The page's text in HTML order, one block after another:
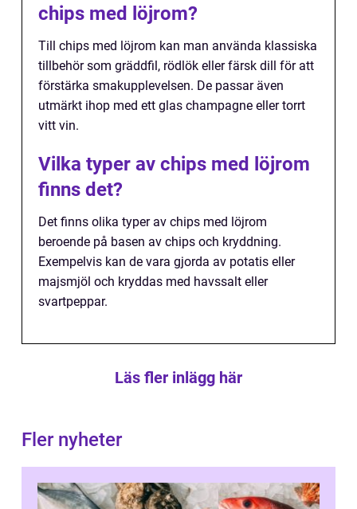
chips med löjrom?
Till chips med löjrom kan man använda klassiska
tillbehör som gräddfil, rödlök eller färsk dill för att
förstärka smakupplevelsen. De passar även
utmärkt ihop med ett glas champagne eller torrt
vitt vin.
Vilka typer av chips med löjrom
finns det?
Det finns olika typer av chips med löjrom
beroende på basen av chips och kryddning.
Exempelvis kan de vara gjorda av potatis eller
majsmjöl och kryddas med havssalt eller
svartpeppar.
Läs fler inlägg här
Fler nyheter